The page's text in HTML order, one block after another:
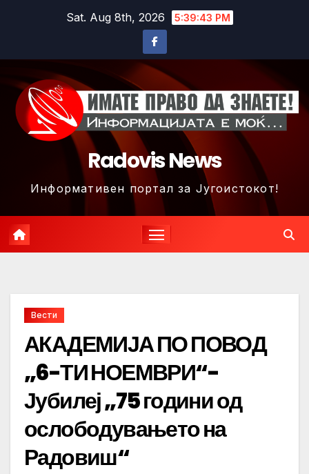
Sat. Aug 8th, 2026 5:39:45 PM
Radovis News
Информативен портал за Југоистокот!
Вести
АКАДЕМИЈА ПО ПОВОД
„6-ТИ НОЕМВРИ“-
Јубилеј „75 години од
ослободувањето на
Радовиш“